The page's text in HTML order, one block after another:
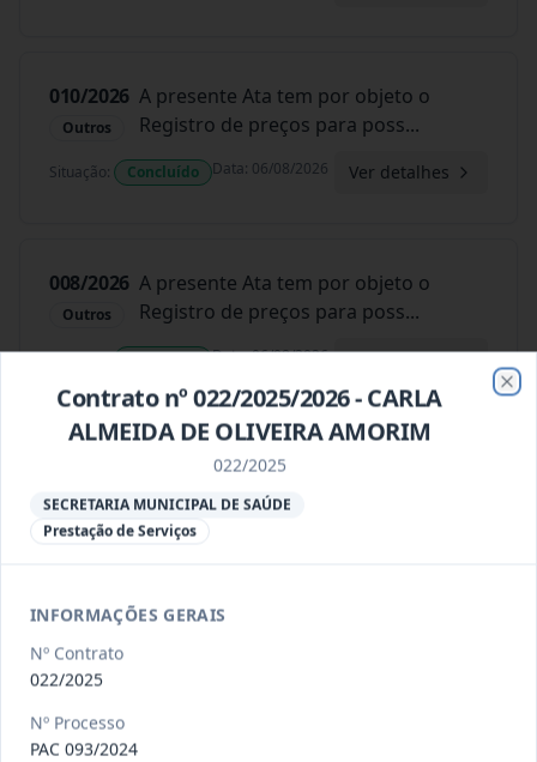
010/2026
Outros
A presente Ata tem por objeto o
Registro de preços para poss...
Situação: Concluído Data: 06/08/2026 Ver detalhes
008/2026
Outros
A presente Ata tem por objeto o
Registro de preços para poss...
Situação: Concluído Data:06/08/2026 Ver detalhes
Outros
Registro de preços para possível e
eventual contratação de e
Situação Concluído
012/2026
Prestação
Serviços
Contrato nº 022/2025/2026 - CARLA
ALMEIDA DE OLIVEIRA AMORIM
022/2025
SECRETARIA MUNICIPAL DE SAÚDE
Prestação de Serviços
INFORMAÇÕES GERAIS
Nº Contrato
022/2025
Nº Processo
PAC 093/2024